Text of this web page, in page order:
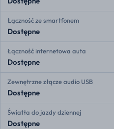
Łączność ze smartfonem
Dostępne
Łączność internetowa auta
Dostępne
Zewnętrzne złącze audio USB
Dostępne
Światła do jazdy dziennej
Dostępne